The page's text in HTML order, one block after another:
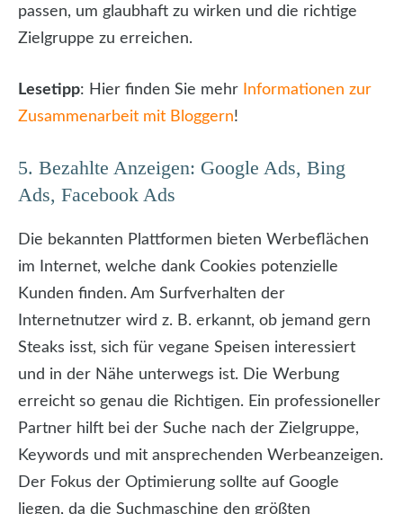
passen, um glaubhaft zu wirken und die richtige
Zielgruppe zu erreichen.
Lesetipp: Hier finden Sie mehr
Informationen zur
Zusammenarbeit mit Bloggern!
5. Bezahlte Anzeigen: Google Ads, Bing
Ads, Facebook Ads
Die bekannten Plattformen bieten Werbeflächen
im Internet, welche dank Cookies potenzielle
Kunden finden. Am Surfverhalten der
Internetnutzer wird z. B. erkannt, ob jemand gern
Steaks isst, sich für vegane Speisen interessiert
und in der Nähe unterwegs ist. Die Werbung
erreicht so genau die Richtigen. Ein professioneller
Partner hilft bei der Suche nach der Zielgruppe,
Keywords und mit ansprechenden Werbeanzeigen.
Der Fokus der Optimierung sollte auf Google
liegen, da die Suchmaschine den größten